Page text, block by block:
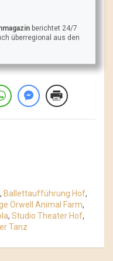
berichtet 24/7
überregional aus den
, Ballettaufführung Hof,
Orwell Animal Farm,
, Studio Theater Hof,
Tanz